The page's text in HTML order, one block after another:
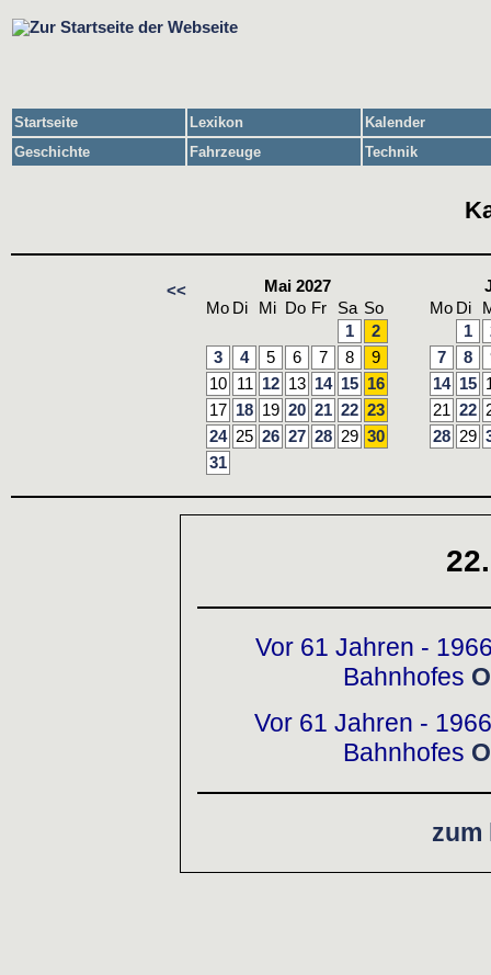
Startseite Lexikon
Kalender
Geschichte
Fahrzeuge Technik
<<
Mai 2027
Mo Di Mi Do Fr Sa So
1
2
3
4 5 6 7 8
9
10
11 12 13 14 15 16
17 18 19 20 21 22 23
24 25 26 27 28 29 30
31
Mo Di
1
7
8
14 15
21 22
28 29
Vor 61 Jahren -
Bahnhofes
Vor 61 Jahren -
Bahnhofes
zum